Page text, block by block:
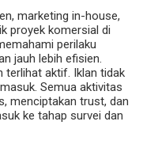
marketing in-house,
proyek komersial di
perilaku
jauh lebih efisien.
terlihat aktif. Iklan tidak
Semua aktivitas
menciptakan trust, dan
ke tahap survei dan